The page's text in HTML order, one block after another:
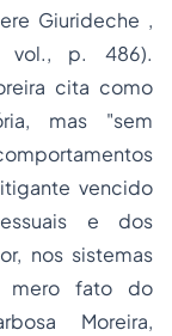
Giurideche ,
vol., p. 486).
cita como
mas "sem
vencido
e dos
nos sistemas
mero fato do
Moreira,